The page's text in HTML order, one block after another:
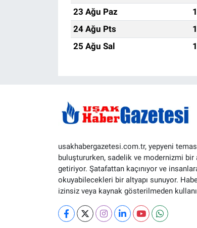
23 Ağu Paz
24 Ağu Pts
25 Ağu Sal
usakhabergazetesi.com.tr, yepyeni
buluştururken, sadelik ve modernizmi bir
getiriyor. Şatafattan kaçınıyor ve
okuyabilecekleri bir altyapı sunuyor.
izinsiz veya kaynak gösterilmeden